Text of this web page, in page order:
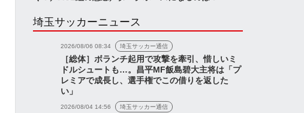
埼玉サッカーニュース
2026/08/06 08:34 埼玉サッカー通信
［総体］ボランチ起用で攻撃を牽引、惜しいミ
ドルシュートも…。昌平MF飯島碧大主将は「プ
レミアで成長し、選手権でこの借りを返した
い」
2026/08/04 14:56 埼玉サッカー通信